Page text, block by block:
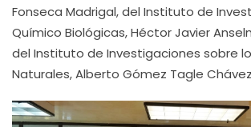
Fonseca Madrigal, del Instituto de
Químico Biológicas, Héctor Javier
del Instituto de Investigaciones sobre
Naturales, Alberto Gómez Tagle